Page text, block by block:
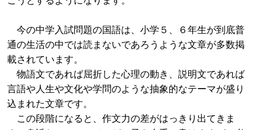
今の中学入試問題の国語は、小学５、６年生が到底普
通の生活の中では読まないであろうような文章が多数掲
載されています。
物語文であれば屈折した心理の動き、説明文であれば
言語や人生や文化や学問のような抽象的なテーマが盛り
込まれた文章です。
この段階になると、作文力の差がはっきり出てきま